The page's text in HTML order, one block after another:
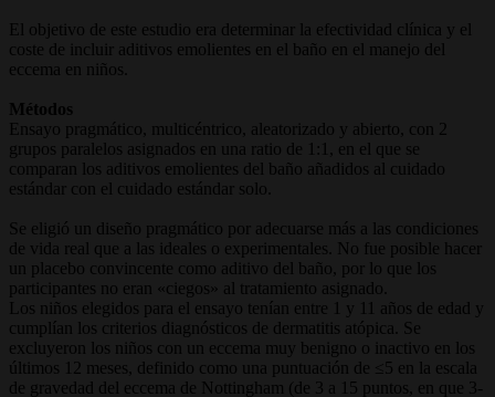
El objetivo de este estudio era determinar la efectividad clínica y el
coste de incluir aditivos emolientes en el baño en el manejo del
eccema en niños.
Métodos
Ensayo pragmático, multicéntrico, aleatorizado y abierto, con 2
grupos paralelos asignados en una ratio de 1:1, en el que se
comparan los aditivos emolientes del baño añadidos al cuidado
estándar con el cuidado estándar solo.
Se eligió un diseño pragmático por adecuarse más a las condiciones
de vida real que a las ideales o experimentales. No fue posible hacer
un placebo convincente como aditivo del baño, por lo que los
participantes no eran «ciegos» al tratamiento asignado.
Los niños elegidos para el ensayo tenían entre 1 y 11 años de edad y
cumplían los criterios diagnósticos de dermatitis atópica. Se
excluyeron los niños con un eccema muy benigno o inactivo en los
últimos 12 meses, definido como una puntuación de ≤5 en la escala
de gravedad del eccema de Nottingham (de 3 a 15 puntos, en que 3-